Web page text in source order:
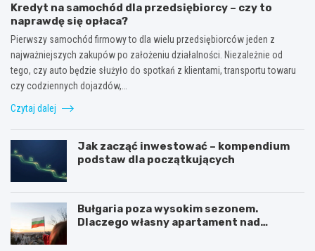
Kredyt na samochód dla przedsiębiorcy – czy to
naprawdę się opłaca?
Pierwszy samochód firmowy to dla wielu przedsiębiorców jeden z
najważniejszych zakupów po założeniu działalności. Niezależnie od
tego, czy auto będzie służyło do spotkań z klientami, transportu towaru
czy codziennych dojazdów,…
Czytaj dalej
Jak zacząć inwestować – kompendium
podstaw dla początkujących
Bułgaria poza wysokim sezonem.
Dlaczego własny apartament nad